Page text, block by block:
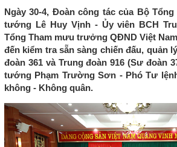
Ngày 30-4, Đoàn công tác của Bộ
tướng Lê Huy Vịnh - Ủy viên BCH
Tổng Tham mưu trưởng QĐND Việt
đến kiểm tra sẵn sàng chiến đấu, quản
đoàn 361 và Trung đoàn 916 (Sư đoàn
tướng Phạm Trường Sơn - Phó Tư
không - Không quân.